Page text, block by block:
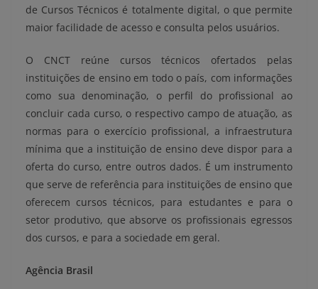
de Cursos Técnicos é totalmente digital, o que permite
maior facilidade de acesso e consulta pelos usuários.
O CNCT reúne cursos técnicos ofertados pelas
instituições de ensino em todo o país, com informações
como sua denominação, o perfil do profissional ao
concluir cada curso, o respectivo campo de atuação, as
normas para o exercício profissional, a infraestrutura
mínima que a instituição de ensino deve dispor para a
oferta do curso, entre outros dados. É um instrumento
que serve de referência para instituições de ensino que
oferecem cursos técnicos, para estudantes e para o
setor produtivo, que absorve os profissionais egressos
dos cursos, e para a sociedade em geral.
Agência Brasil